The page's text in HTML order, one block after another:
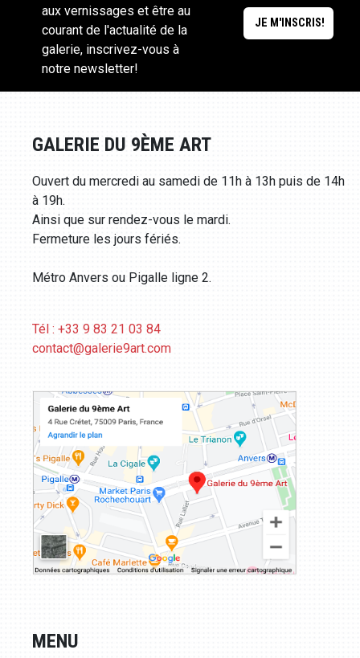
aux vernissages et être au
courant de l'actualité de la
galerie, inscrivez-vous à
notre newsletter!
GALERIE DU 9ÈME ART
Ouvert du mercredi au samedi de 11h à 13h puis de 14h
à 19h.
Ainsi que sur rendez-vous le mardi.
Fermeture les jours fériés.
Métro Anvers ou Pigalle ligne 2.
Tél : +33 9 83 21 03 84
contact@galerie9art.com
MENU